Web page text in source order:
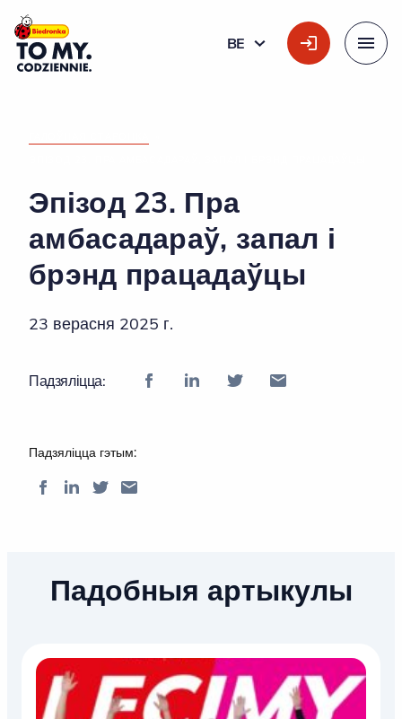
Галоўны лагатып
BE
БЕЛАРУСКАЯ
Эпізод 23. Пра
амбасадараў, запал і
брэнд працадаўцы
23 верасня 2025 г.
Падзяліцца:
Падзяліцца гэтым:
Падобныя артыкулы